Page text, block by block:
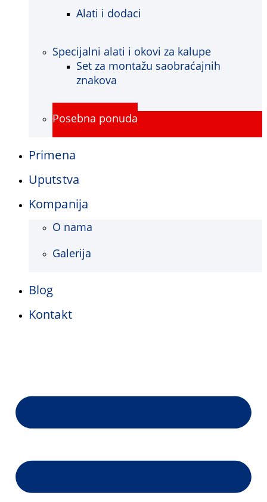
Alati i dodaci
Specijalni alati i okovi za kalupe
Set za montažu saobraćajnih
znakova
Posebna ponuda
Primena
Uputstva
Kompanija
O nama
Galerija
Blog
Kontakt